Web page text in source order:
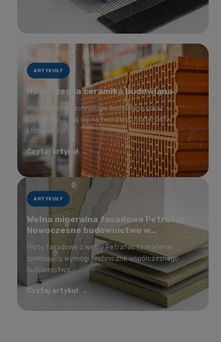
ARTYKUŁY
Nowoczesna ceramika budowlana
Współczesne technologie budowlane coraz
bardziej skupiają się na tworzeniu materiałów,
które nie tyl...
Czytaj artykuł →
ARTYKUŁY
Wełna mineralna fasadowa Petrafas
Nowoczesne budownictwo w
korzystnej cenie
Płyty fasadowe z wełny Petrafas to materiał
spełniający wymogi techniczne współczesnego
budownictwa....
Czytaj artykuł →